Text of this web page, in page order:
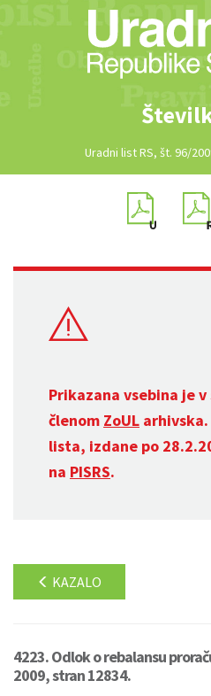
Uradni list RS, št. 96/
Prikazana vsebina je v
členom ZoUL
lista, izdane po
na PISRS.
KAZALO
4223. Odlok o rebalansu
2009, stran 12834.